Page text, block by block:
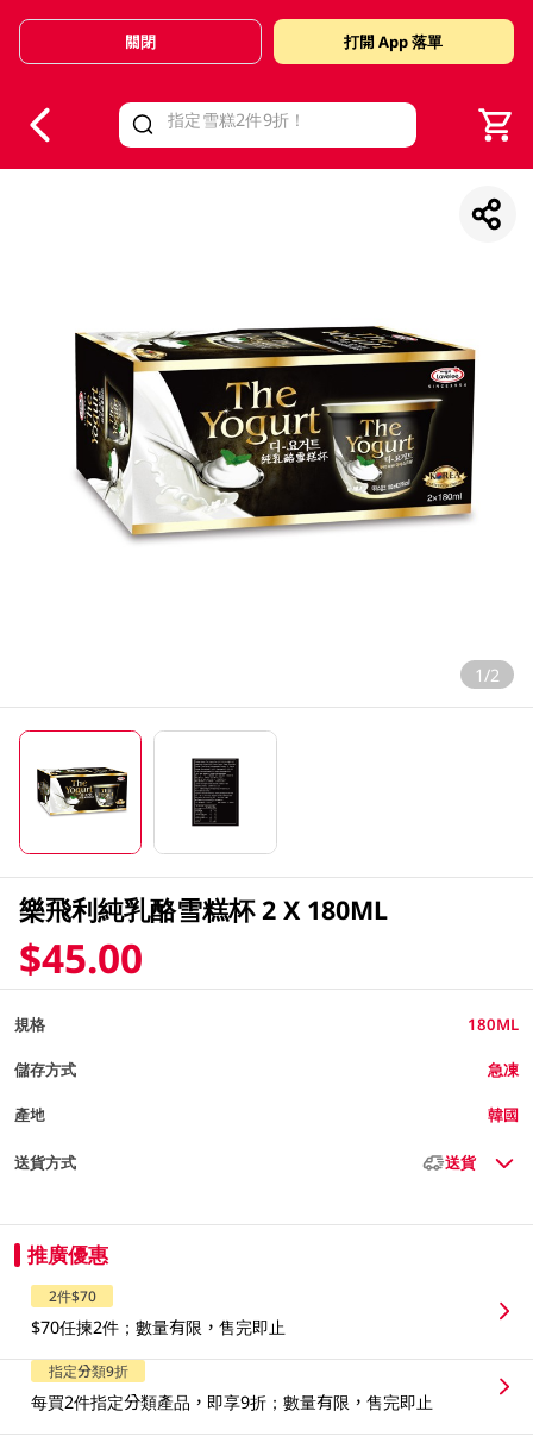
Valid Until 30 June 2026
關閉 打開 App 落單
1/2
樂飛利純乳酪雪糕杯 2 X 180ML
$45.00
規格 180ML
儲存方式 急凍
產地 韓國
送貨方式 送貨
推廣優惠
2件$70
$70任揀2件；數量有限，售完即止
指定分類9折
每買2件指定分類產品，即享9折；數量有限，售完即止